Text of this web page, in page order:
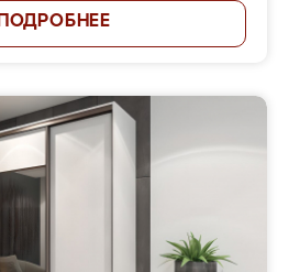
ПОДРОБНЕЕ